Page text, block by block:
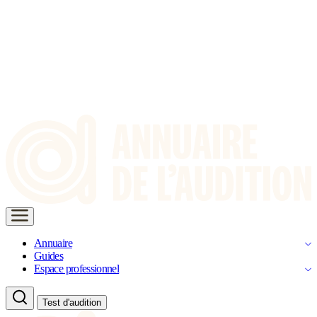
Annuaire
Guides
Espace professionnel
Test d'audition